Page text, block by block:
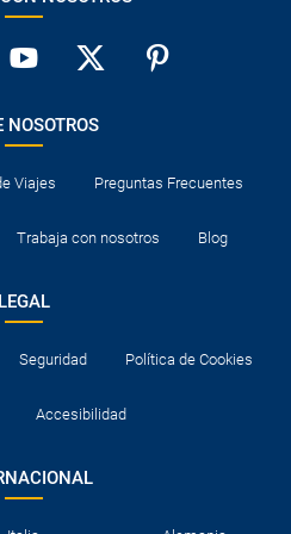
NOSOTROS
Viajes Preguntas Frecuentes
Trabaja con nosotros Blog
LEGAL
Seguridad Política de Cookies
Accesibilidad